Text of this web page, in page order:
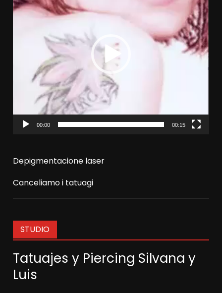
00:00 00:15
Depigmentacione laser
Canceliamo i tatuagi
STUDIO
Tatuajes y Piercing Silvana y
Luis